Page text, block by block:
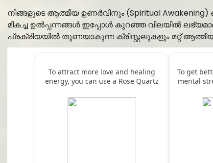
നിങ്ങളുടെ ആത്മീയ ഉണർവിനും (Spiritual
മികച്ച ഉൽപ്പന്നങ്ങൾ ഇപ്പോൾ കുറഞ്ഞ വിലയിൽ
പ്രക്രിയയിൽ തുണയാകുന്ന ക്രിസ്റ്റലുകളും മറ്റ് ആത്മീയ
To attract more love and healing
energy, you can use a Rose Quartz
To get
mental